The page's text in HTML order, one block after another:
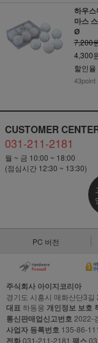
하우
마스
Ø
7,200
4,300
할인
43point
CUSTOMER
031-211-2181
월 ~ 금 10:00 ~ 18:00
(점심시간 12:30 ~ 13:30)
PC 버전
주식회사 아이지코리아
경기도 시흥시 매화산단3길
대표하동웅 개인정보 보호
통신판매업신고번호2022-
사업자 등록번호 135-86-
전화031-211-2181 팩스